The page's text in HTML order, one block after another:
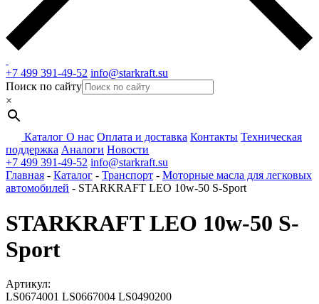
+7 499 391-49-52 info@starkraft.su
Поиск по сайту
×
Каталог О нас Оплата и доставка Контакты Техническая
поддержка Аналоги Новости
+7 499 391-49-52 info@starkraft.su
Главная - Каталог - Транспорт - Моторные масла для легковых
автомобилей - STARKRAFT LEO 10w-50 S-Sport
STARKRAFT LEO 10w-50 S-
Sport
Артикул:
LS0674001 LS0667004 LS0490200